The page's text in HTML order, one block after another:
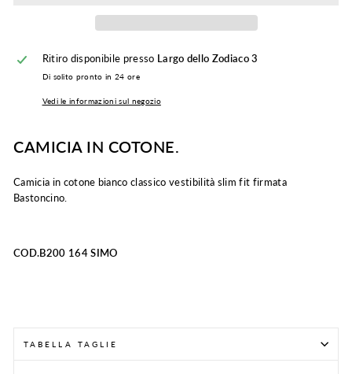
Ritiro disponibile presso Largo dello Zodiaco 3
Di solito pronto in 24 ore
Vedi le informazioni sul negozio
CAMICIA IN COTONE.
Camicia in cotone bianco classico vestibilità slim fit firmata
Bastoncino.
COD.B200 164 SIMO
TABELLA TAGLIE